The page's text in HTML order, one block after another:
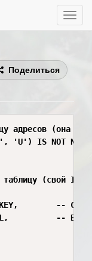
Toggle
Поделиться
адресов (она
'U') IS NOT NULL
таблицу (свой ID,
--
--